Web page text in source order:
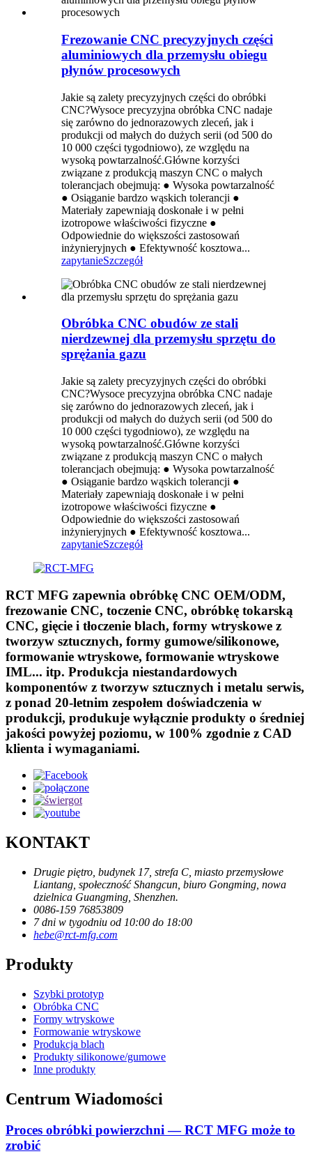
Frezowanie CNC precyzyjnych części
aluminiowych dla przemysłu obiegu
płynów procesowych
Jakie są zalety precyzyjnych części do obróbki
CNC?Wysoce precyzyjna obróbka CNC nadaje
się zarówno do jednorazowych zleceń, jak i
produkcji od małych do dużych serii (od 500 do
10 000 części tygodniowo), ze względu na
wysoką powtarzalność.Główne korzyści
związane z produkcją maszyn CNC o małych
tolerancjach obejmują: ● Wysoka powtarzalność
● Osiąganie bardzo wąskich tolerancji ●
Materiały zapewniają doskonałe i w pełni
izotropowe właściwości fizyczne ●
Odpowiednie do większości zastosowań
inżynieryjnych ● Efektywność kosztowa...
zapytanieSzczegół
Obróbka CNC obudów ze stali
nierdzewnej dla przemysłu sprzętu do
sprężania gazu
Jakie są zalety precyzyjnych części do obróbki
CNC?Wysoce precyzyjna obróbka CNC nadaje
się zarówno do jednorazowych zleceń, jak i
produkcji od małych do dużych serii (od 500 do
10 000 części tygodniowo), ze względu na
wysoką powtarzalność.Główne korzyści
związane z produkcją maszyn CNC o małych
tolerancjach obejmują: ● Wysoka powtarzalność
● Osiąganie bardzo wąskich tolerancji ●
Materiały zapewniają doskonałe i w pełni
izotropowe właściwości fizyczne ●
Odpowiednie do większości zastosowań
inżynieryjnych ● Efektywność kosztowa...
zapytanieSzczegół
RCT MFG zapewnia obróbkę CNC OEM/ODM,
frezowanie CNC, toczenie CNC, obróbkę tokarską
CNC, gięcie i tłoczenie blach, formy wtryskowe z
tworzyw sztucznych, formy gumowe/silikonowe,
formowanie wtryskowe, formowanie wtryskowe
IML... itp. Produkcja niestandardowych
komponentów z tworzyw sztucznych i metalu serwis,
z ponad 20-letnim zespołem doświadczenia w
produkcji, produkuje wyłącznie produkty o średniej
jakości powyżej poziomu, w 100% zgodnie z CAD
klienta i wymaganiami.
KONTAKT
Drugie piętro, budynek 17, strefa C, miasto przemysłowe
Liantang, społeczność Shangcun, biuro Gongming, nowa
dzielnica Guangming, Shenzhen.
0086-159 76853809
7 dni w tygodniu od 10:00 do 18:00
hebe@rct-mfg.com
Produkty
Szybki prototyp
Obróbka CNC
Formy wtryskowe
Formowanie wtryskowe
Produkcja blach
Produkty silikonowe/gumowe
Inne produkty
Centrum Wiadomości
Proces obróbki powierzchni — RCT MFG może to
zrobić